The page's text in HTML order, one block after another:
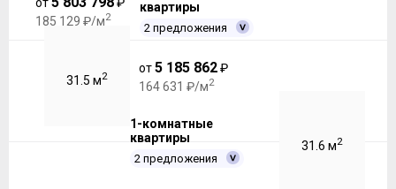
от
₽
185 129 ₽/м2
квартиры
2 предложения
31.5 м2
от5 185 862₽
164 631 ₽/м2
1-комнатные
квартиры
2 предложения
31.6 м2